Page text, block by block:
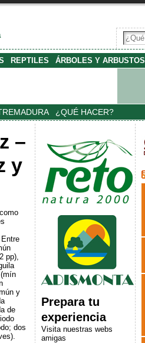
REPTILES ÁRBOLES Y ARBUSTOS
¿QUÉ HACER?
–
y
pp),
y
de
dos
Prepara tu
experiencia
Visita nuestras webs
amigas